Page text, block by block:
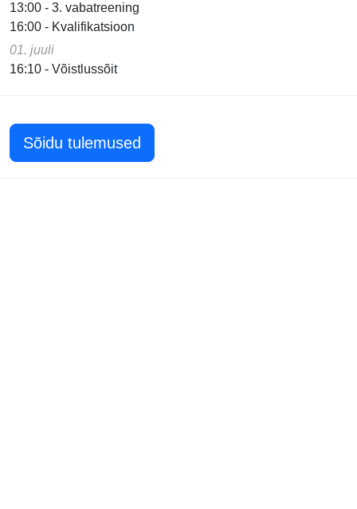
13:00 - 3. vabatreening
16:00 - Kvalifikatsioon
01. juuli
16:10 - Võistlussõit
Sõidu tulemused